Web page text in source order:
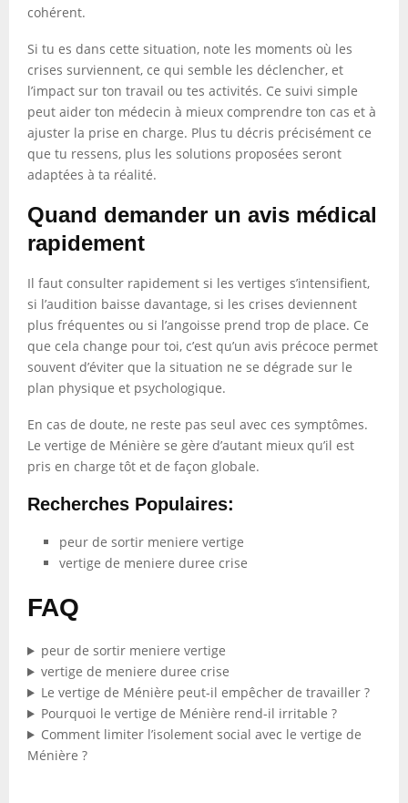
cohérent.
Si tu es dans cette situation, note les moments où les
crises surviennent, ce qui semble les déclencher, et
l’impact sur ton travail ou tes activités. Ce suivi simple
peut aider ton médecin à mieux comprendre ton cas et à
ajuster la prise en charge. Plus tu décris précisément ce
que tu ressens, plus les solutions proposées seront
adaptées à ta réalité.
Quand demander un avis médical
rapidement
Il faut consulter rapidement si les vertiges s’intensifient,
si l’audition baisse davantage, si les crises deviennent
plus fréquentes ou si l’angoisse prend trop de place. Ce
que cela change pour toi, c’est qu’un avis précoce permet
souvent d’éviter que la situation ne se dégrade sur le
plan physique et psychologique.
En cas de doute, ne reste pas seul avec ces symptômes.
Le vertige de Ménière se gère d’autant mieux qu’il est
pris en charge tôt et de façon globale.
Recherches Populaires:
peur de sortir meniere vertige
vertige de meniere duree crise
FAQ
peur de sortir meniere vertige
vertige de meniere duree crise
Le vertige de Ménière peut-il empêcher de travailler ?
Pourquoi le vertige de Ménière rend-il irritable ?
Comment limiter l’isolement social avec le vertige de
Ménière ?